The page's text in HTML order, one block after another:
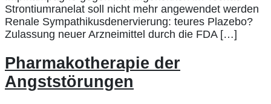
Strontiumranelat soll nicht mehr angewendet werden
Renale Sympathikusdenervierung: teures Plazebo?
Zulassung neuer Arzneimittel durch die FDA […]
Pharmakotherapie der
Angststörungen